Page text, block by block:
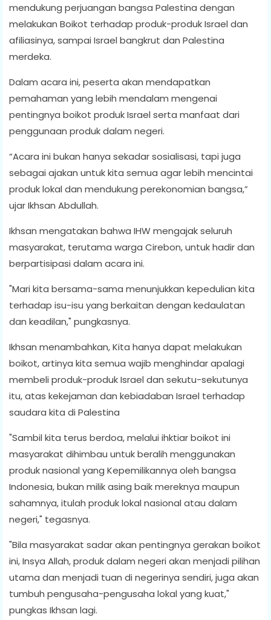
mendukung perjuangan bangsa Palestina dengan
melakukan Boikot terhadap produk-produk Israel dan
afiliasinya, sampai Israel bangkrut dan Palestina
merdeka.
Dalam acara ini, peserta akan mendapatkan
pemahaman yang lebih mendalam mengenai
pentingnya boikot produk Israel serta manfaat dari
penggunaan produk dalam negeri.
“Acara ini bukan hanya sekadar sosialisasi, tapi juga
sebagai ajakan untuk kita semua agar lebih mencintai
produk lokal dan mendukung perekonomian bangsa,”
ujar Ikhsan Abdullah.
Ikhsan mengatakan bahwa IHW mengajak seluruh
masyarakat, terutama warga Cirebon, untuk hadir dan
berpartisipasi dalam acara ini.
"Mari kita bersama-sama menunjukkan kepedulian kita
terhadap isu-isu yang berkaitan dengan kedaulatan
dan keadilan," pungkasnya.
Ikhsan menambahkan, Kita hanya dapat melakukan
boikot, artinya kita semua wajib menghindar apalagi
membeli produk-produk Israel dan sekutu-sekutunya
itu, atas kekejaman dan kebiadaban Israel terhadap
saudara kita di Palestina
"Sambil kita terus berdoa, melalui ihktiar boikot ini
masyarakat dihimbau untuk beralih menggunakan
produk nasional yang Kepemilikannya oleh bangsa
Indonesia, bukan milik asing baik mereknya maupun
sahamnya, itulah produk lokal nasional atau dalam
negeri," tegasnya.
"Bila masyarakat sadar akan pentingnya gerakan boikot
ini, Insya Allah, produk dalam negeri akan menjadi pilihan
utama dan menjadi tuan di negerinya sendiri, juga akan
tumbuh pengusaha-pengusaha lokal yang kuat,"
pungkas Ikhsan lagi.